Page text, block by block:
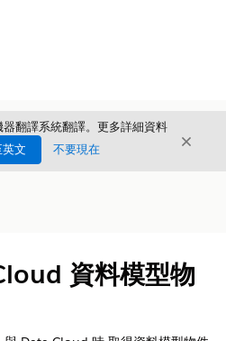
翻譯系統翻譯。更多詳細資料
文 不要現在 結束
資料模型物